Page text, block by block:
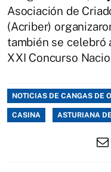
Asociación de
(Acriber)
también se celebró
XXI Concurso
NOTICIAS DE CANGAS DE
CASINA ASTURIANA